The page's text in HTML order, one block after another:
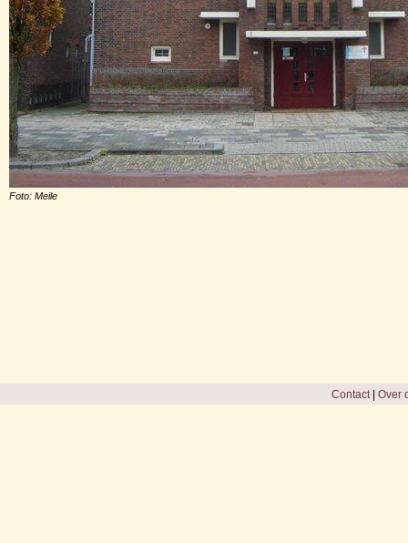
Foto: Meile
Contact| Over